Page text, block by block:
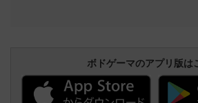
ボドゲーマのアプリ版は